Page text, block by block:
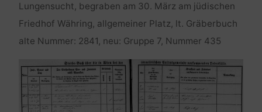
Lungensucht, begraben am 30. März am jüdischen
Friedhof Währing, allgemeiner Platz, lt. Gräberbuch
alte Nummer: 2841, neu: Gruppe 7, Nummer 435